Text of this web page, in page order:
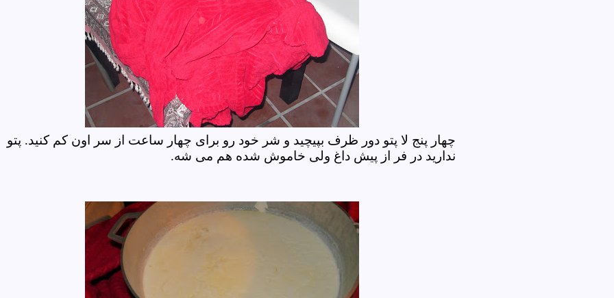
چهار پنج لا پتو دور ظرف بپیچید و شر خود رو برای چهار ساعت از سر اون کم کنید. پتو
ندارید در فر از پیش داغ ولی خاموش شده هم می شه.